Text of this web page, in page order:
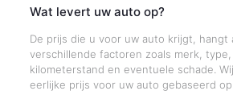
Wat levert uw auto op?
De prijs die u voor uw auto krijgt, hangt
verschillende factoren zoals merk, type,
kilometerstand en eventuele schade.
eerlijke prijs voor uw auto gebaseerd